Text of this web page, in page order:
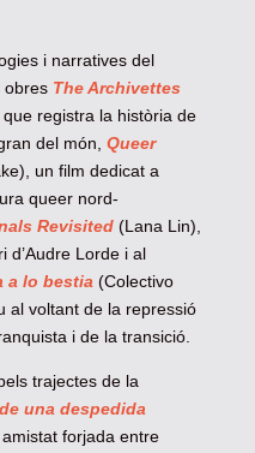
i narratives del
obres The Archivettes
registra la història de
del món, Queer
un film dedicat a
queer nord-
Revisited(Lana Lin),
d’Audre Lorde i al
a lo bestia(Colectivo
al voltant de la repressió
i de la transició.
trajectes de la
una despedida
forjada entre